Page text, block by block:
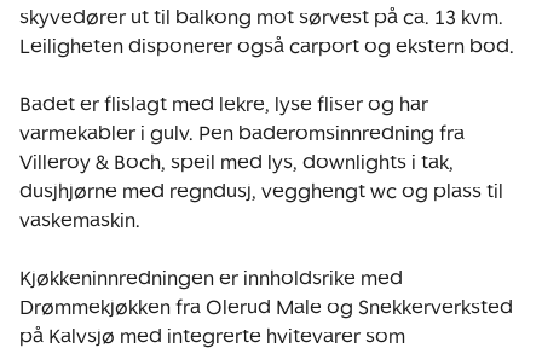
skyvedører ut til balkong mot sørvest på ca. 13 kvm.
Leiligheten disponerer også carport og ekstern bod.
Badet er flislagt med lekre, lyse fliser og har
varmekabler i gulv. Pen baderomsinnredning fra
Villeroy & Boch, speil med lys, downlights i tak,
dusjhjørne med regndusj, vegghengt wc og plass til
vaskemaskin.
Kjøkkeninnredningen er innholdsrike med
Drømmekjøkken fra Olerud Male og Snekkerverksted
på Kalvsjø med integrerte hvitevarer som